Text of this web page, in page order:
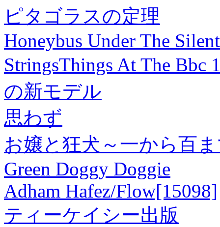
ピタゴラスの定理
Honeybus Under The
StringsThings At The Bbc
の新モデル
思わず
お嬢と狂犬～一から百
Green Doggy Doggie
Adham Hafez/Flow[15098]
ティーケイシー出版